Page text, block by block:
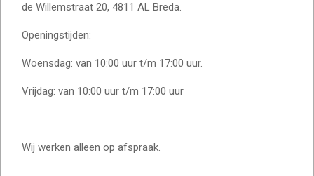
de Willemstraat 20, 4811 AL Breda.
Openingstijden:
Woensdag: van 10:00 uur t/m 17:00 uur.
Vrijdag: van 10:00 uur t/m 17:00 uur
Wij werken alleen op afspraak.